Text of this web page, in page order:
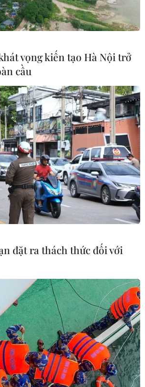
hồ, đập thủy lợi ở Trung
trước mùa lũ
đôn đốc các địa phương sửa chữa
trình thủy lợi được Chính phủ hỗ
trình phục hồi, phát triển kinh
1.000 tỷ đồng.
vọng kiến tạo Hà Nội trở
cầu
đặt ra thách thức đối với